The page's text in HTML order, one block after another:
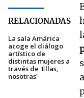
RELACIONADAS
La sala Amárica
acoge el diálogo
artístico de
distintas mujeres a
través de 'Ellas,
nosotras'